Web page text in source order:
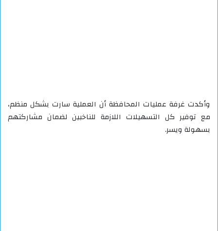
وأكدت غرفة عمليات المحافظة أن العملية سارت بشكل منظم،
مع توفير كل التسهيلات اللازمة للناخبين لضمان مشاركتهم
بسهولة ويسر.